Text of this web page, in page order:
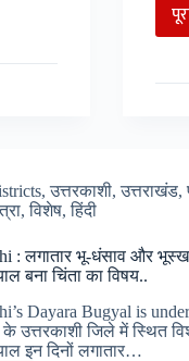
,उत्तरकाशी,उत्तराखंड,
,विशेष,हिंदी
: लगातार भू-धंसाव और
बना चिंता का विषय..
Dayara Bugyal is
उत्तरकाशी जिले में स्थित
इन दिनों लगातार…